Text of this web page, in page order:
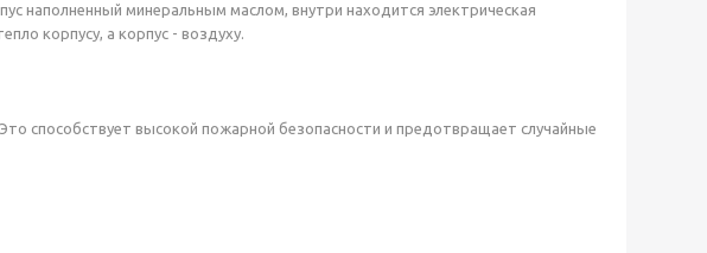
наполненный минеральным маслом, внутри находится электрическая
корпусу, а корпус - воздуху.
способствует высокой пожарной безопасности и предотвращает случайные